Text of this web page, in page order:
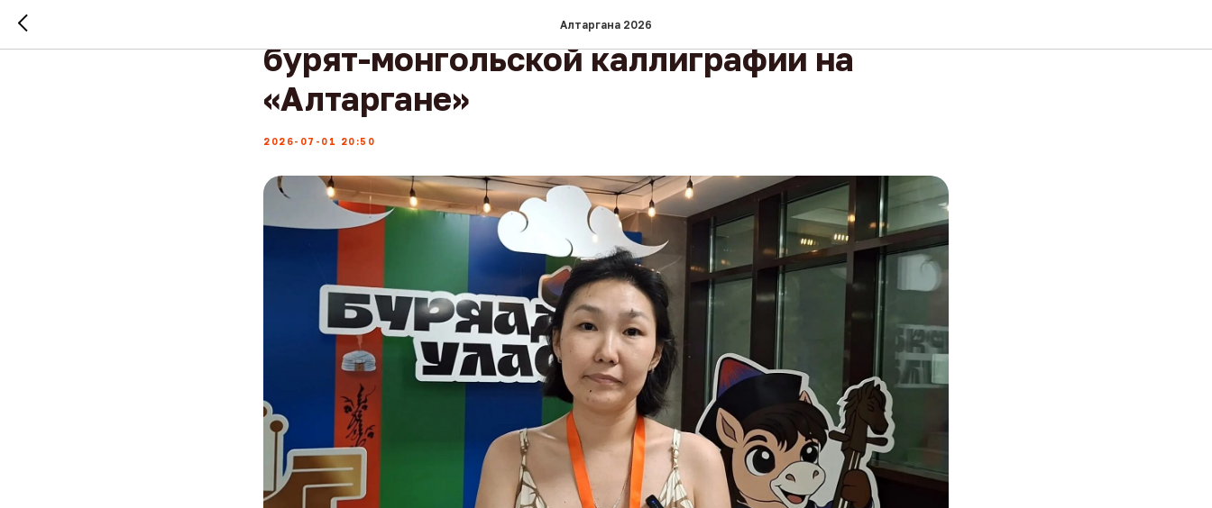
Алтаргана 2026
Как будет проходить первый конкурс
бурят-монгольской каллиграфии на
«Алтаргане»
2026-07-01 20:50